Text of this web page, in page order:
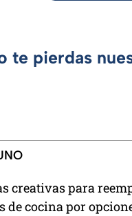
te pierdas
creativas para
de cocina por